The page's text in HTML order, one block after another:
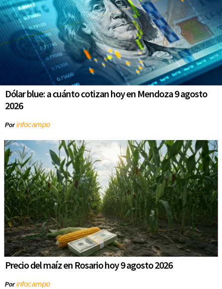
Dólar blue: a cuánto cotizan hoy en Mendoza 9 agosto
2026
Porinfocampo
Precio del maíz en Rosario hoy 9 agosto 2026
Porinfocampo